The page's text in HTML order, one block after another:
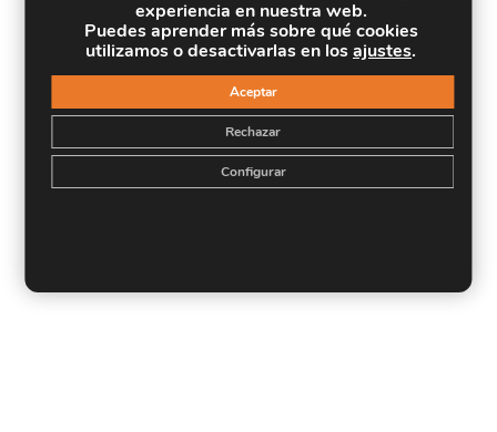
experiencia en nuestra web.
Puedes aprender más sobre qué cookies
utilizamos o desactivarlas en losajustes.
Aceptar
Rechazar
Configurar